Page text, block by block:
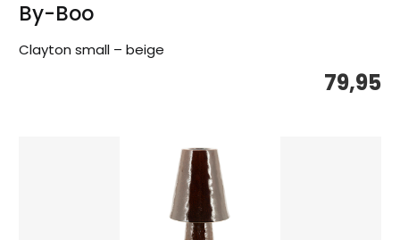
By-Boo
Clayton small – beige
79,95